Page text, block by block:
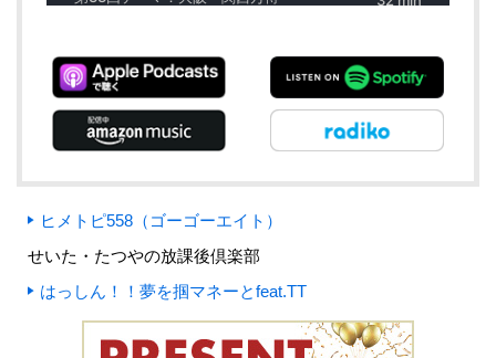
ヒメトピ558（ゴーゴーエイト）
せいた・たつやの放課後倶楽部
はっしん！！夢を掴マネーとfeat.TT